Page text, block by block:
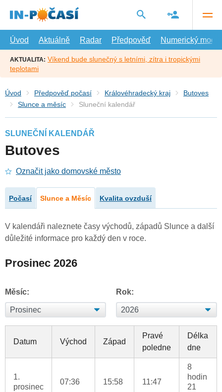
hlavní
Úvod
Aktuálně Radar Předpověď Numerický model
AKTUALITA: Víkend bude slunečný s letními, zítra i tropickými
teplotami
Úvod Předpověď počasí Královéhradecký kraj
Butoves
Slunce a měsíc
Sluneční kalendář
SLUNEČNÍ KALENDÁŘ
Butoves
Označit jako domovské město
Počasí Slunce a Měsíc Kvalita ovzduší
V kalendáři naleznete časy východů, západů Slunce a další
důležité informace pro každý den v roce.
Prosinec 2026
Měsíc: Rok:
Datum Východ Západ
Pravé
poledne
Délka
dne
1.
prosinec
07:36 15:58 11:47
8
hodin
21